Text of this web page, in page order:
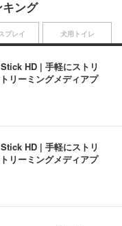
ング
HD | 手軽にストリ
リーミングメディアプ
HD | 手軽にストリ
リーミングメディアプ
プレイ 犬用トイレ